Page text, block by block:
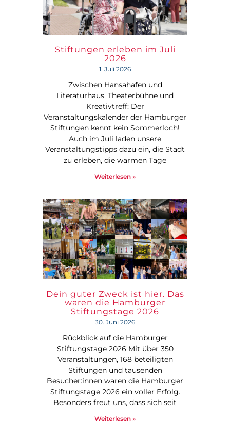
Stiftungen erleben im Juli
2026
1. Juli 2026
Zwischen Hansahafen und
Literaturhaus, Theaterbühne und
Kreativtreff: Der
Veranstaltungskalender der Hamburger
Stiftungen kennt kein Sommerloch!
Auch im Juli laden unsere
Veranstaltungstipps dazu ein, die Stadt
zu erleben, die warmen Tage
Weiterlesen »
Dein guter Zweck ist hier. Das
waren die Hamburger
Stiftungstage 2026
30. Juni 2026
Rückblick auf die Hamburger
Stiftungstage 2026 Mit über 350
Veranstaltungen, 168 beteiligten
Stiftungen und tausenden
Besucher:innen waren die Hamburger
Stiftungstage 2026 ein voller Erfolg.
Besonders freut uns, dass sich seit
Weiterlesen »